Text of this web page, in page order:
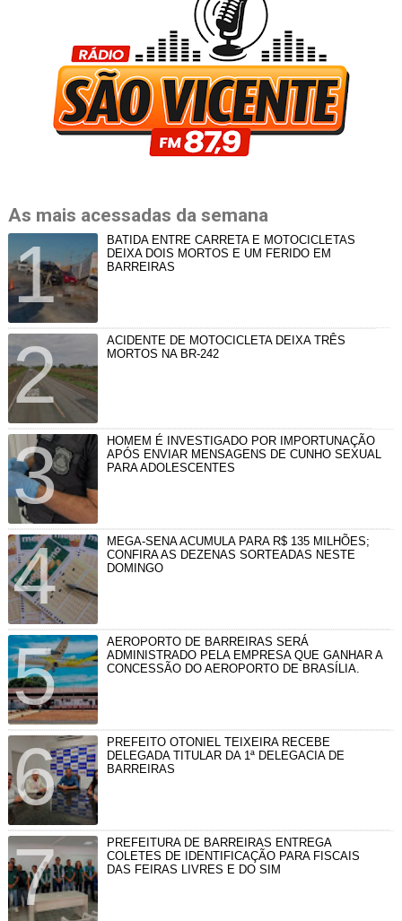
As mais acessadas da semana
BATIDA ENTRE CARRETA E MOTOCICLETAS
DEIXA DOIS MORTOS E UM FERIDO EM
BARREIRAS
ACIDENTE DE MOTOCICLETA DEIXA TRÊS
MORTOS NA BR-242
HOMEM É INVESTIGADO POR IMPORTUNAÇÃO
APÓS ENVIAR MENSAGENS DE CUNHO SEXUAL
PARA ADOLESCENTES
MEGA-SENA ACUMULA PARA R$ 135 MILHÕES;
CONFIRA AS DEZENAS SORTEADAS NESTE
DOMINGO
AEROPORTO DE BARREIRAS SERÁ
ADMINISTRADO PELA EMPRESA QUE GANHAR A
CONCESSÃO DO AEROPORTO DE BRASÍLIA.
PREFEITO OTONIEL TEIXEIRA RECEBE
DELEGADA TITULAR DA 1ª DELEGACIA DE
BARREIRAS
PREFEITURA DE BARREIRAS ENTREGA
COLETES DE IDENTIFICAÇÃO PARA FISCAIS
DAS FEIRAS LIVRES E DO SIM